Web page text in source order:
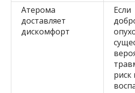
Атерома
доставляет
дискомфорт
Если
риск